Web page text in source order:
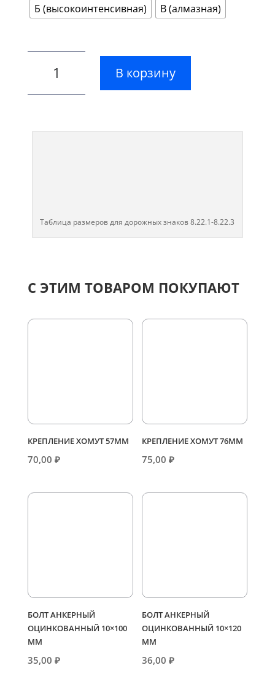
Б (высокоинтенсивная) В (алмазная)
В корзину
Таблица размеров для дорожных знаков 8.22.1-8.22.3
С ЭТИМ ТОВАРОМ ПОКУПАЮТ
КРЕПЛЕНИЕ ХОМУТ 57ММ
70,00 ₽
КРЕПЛЕНИЕ ХОМУТ 76ММ
75,00₽
БОЛТ АНКЕРНЫЙ
ОЦИНКОВАННЫЙ 10×100
ММ
35,00 ₽
БОЛТ АНКЕРНЫЙ
ОЦИНКОВАННЫЙ 10×120
ММ
36,00₽